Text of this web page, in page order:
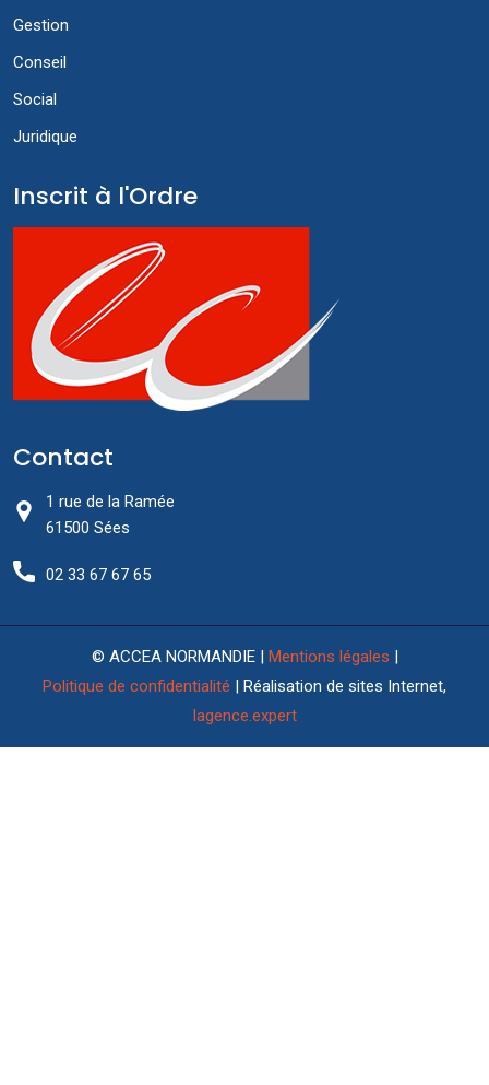
Gestion
Conseil
Social
Juridique
Inscrit à l'Ordre
Contact
1 rue de la Ramée
61500 Sées
02 33 67 67 65
© ACCEA NORMANDIE | Mentions légales |
Politique de confidentialité | Réalisation de sites Internet,
lagence.expert